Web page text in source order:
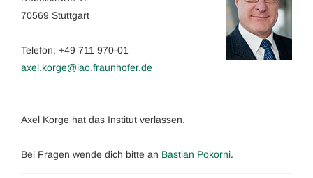
70569 Stuttgart
Telefon: +49 711 970-01
axel.korge@iao.fraunhofer.de
Axel Korge hat das Institut verlassen.
Bei Fragen wende dich bitte an Bastian Pokorni.